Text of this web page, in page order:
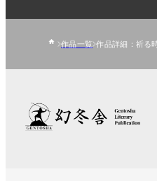
作品一覧 作品詳細：祈る